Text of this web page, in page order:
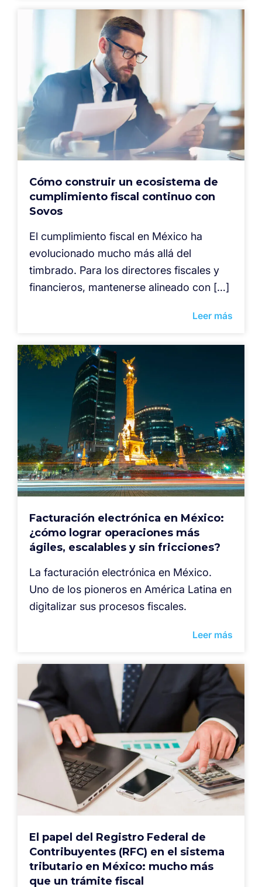
Cómo construir un ecosistema de
cumplimiento fiscal continuo con
Sovos
El cumplimiento fiscal en México ha
evolucionado mucho más allá del
timbrado. Para los directores fiscales y
financieros, mantenerse alineado con […]
Leer más
Facturación electrónica en México:
¿cómo lograr operaciones más
ágiles, escalables y sin fricciones?
La facturación electrónica en México.
Uno de los pioneros en América Latina en
digitalizar sus procesos fiscales.
Leer más
El papel del Registro Federal de
Contribuyentes (RFC) en el sistema
tributario en México: mucho más
que un trámite fiscal